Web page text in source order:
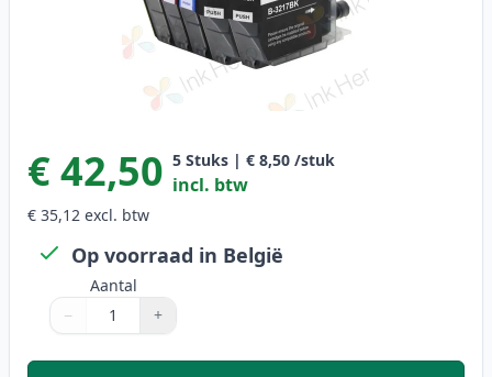
€ 42,50 5 Stuks | € 8,50 /stuk
incl. btw
€ 35,12 excl. btw
Op voorraad in België
Aantal
Aantal
Gebruik de knoppen om aan te passen
− +
Aantal 1